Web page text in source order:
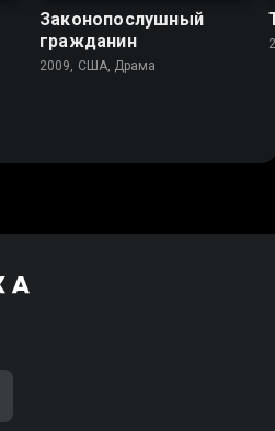
Законопослушный
гражданин
2009, США, Драма